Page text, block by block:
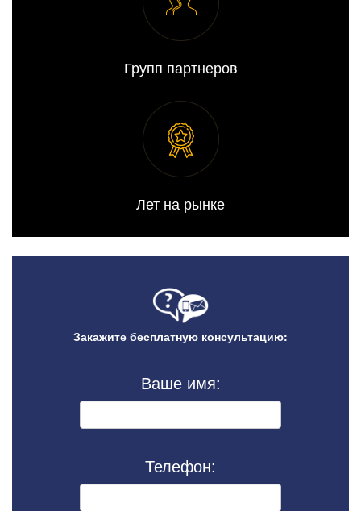
Групп партнеров
Лет на рынке
Закажите бесплатную консультацию:
Ваше имя:
Телефон: